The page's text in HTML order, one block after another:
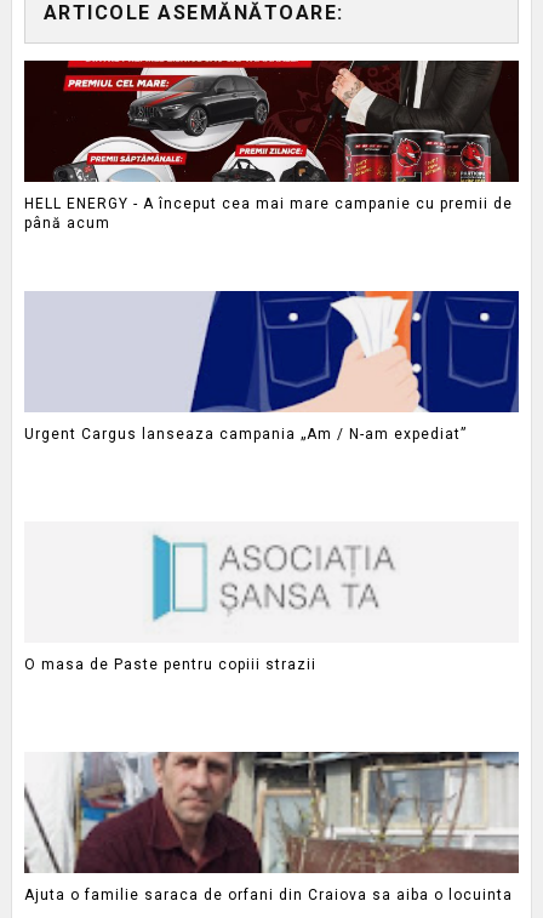
ARTICOLE ASEMĂNĂTOARE:
HELL ENERGY - A început cea mai mare campanie cu premii de
până acum
Urgent Cargus lanseaza campania „Am / N-am expediat”
O masa de Paste pentru copiii strazii
Ajuta o familie saraca de orfani din Craiova sa aiba o locuinta